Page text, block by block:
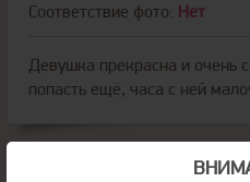
Соответствие фото: Нет
Девушка прекрасна и очень
попасть ещё, часа с ней